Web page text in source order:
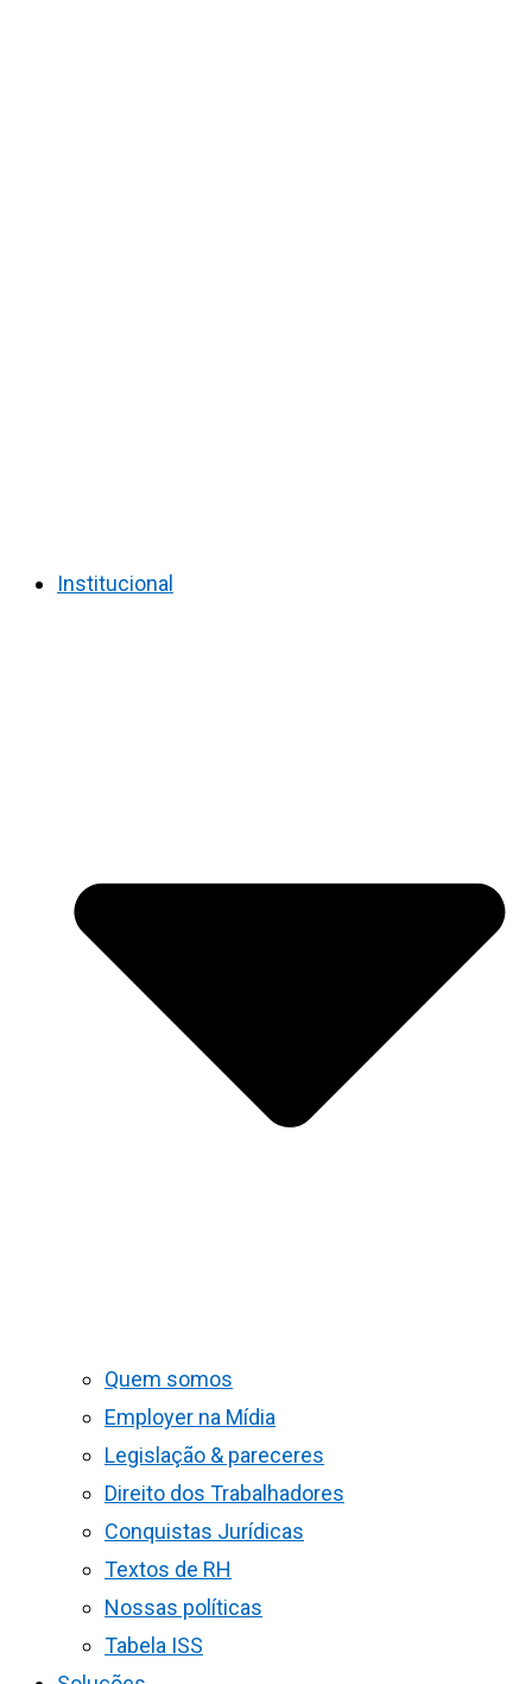
Institucional
Quem somos
Employer na Mídia
Legislação & pareceres
Direito dos Trabalhadores
Conquistas Jurídicas
Textos de RH
Nossas políticas
Tabela ISS